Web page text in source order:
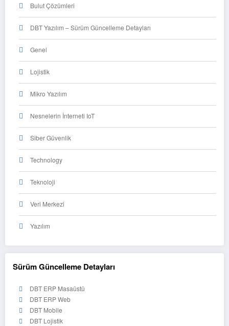
Bulut Çözümleri
DBT Yazılım – Sürüm Güncelleme Detayları
Genel
Lojistik
Mikro Yazılım
Nesnelerin İnterneti IoT
Siber Güvenlik
Technology
Teknoloji
Veri Merkezi
Yazılım
Sürüm Güncelleme Detayları
DBT ERP Masaüstü
DBT ERP Web
DBT Mobile
DBT Lojistik